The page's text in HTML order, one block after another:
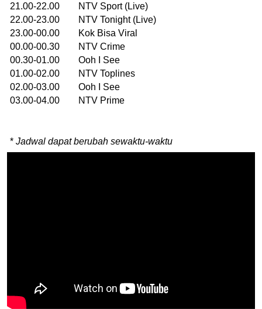
21.00-22.00 NTV Sport (Live)
22.00-23.00 NTV Tonight (Live)
23.00-00.00 Kok Bisa Viral
00.00-00.30 NTV Crime
00.30-01.00 Ooh I See
01.00-02.00 NTV Toplines
02.00-03.00 Ooh I See
03.00-04.00 NTV Prime
* Jadwal dapat berubah sewaktu-waktu